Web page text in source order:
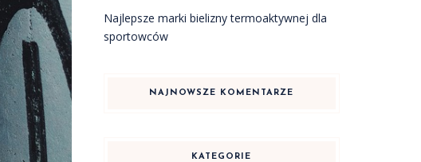
Najlepsze marki bielizny termoaktywnej dla
sportowców
NAJNOWSZE KOMENTARZE
KATEGORIE